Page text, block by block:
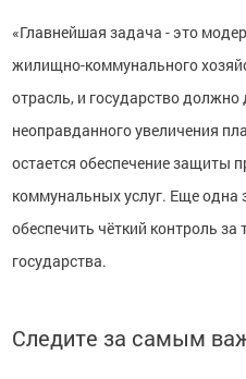
«Главнейшая задача - это
жилищно-коммунального
отрасль, и государство
неоправданного увеличения
остается обеспечение защиты
коммунальных услуг. Еще одна
обеспечить чёткий контроль
государства.
Следите за самым